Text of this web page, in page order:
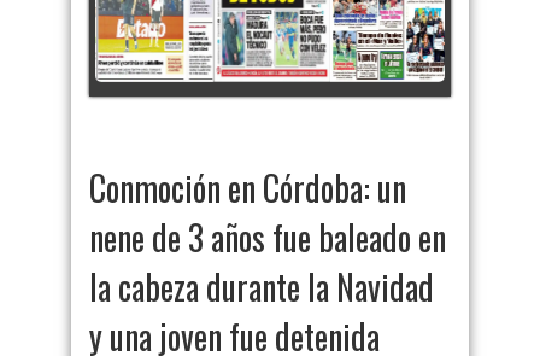
Conmoción en Córdoba: un
nene de 3 años fue baleado en
la cabeza durante la Navidad
y una joven fue detenida